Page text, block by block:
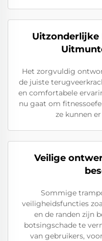
Uitzonderlijke
Het zorgvuldig
de juiste
en comfortabele
nu gaat om
ze kunnen
Veilige
Sommige
veiligheidsfuncties
en de randen zijn
botsingschade te
van gebruikers,